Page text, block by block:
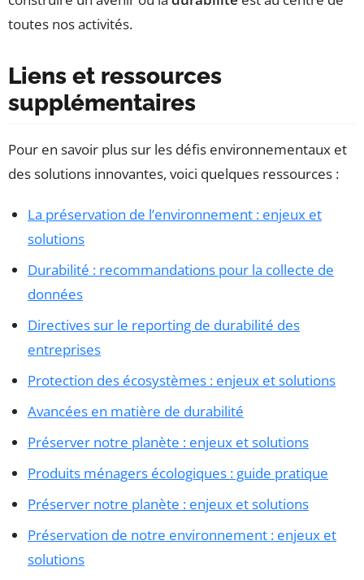
toutes nos activités.
Liens et ressources
supplémentaires
Pour en savoir plus sur les défis environnementaux et
des solutions innovantes, voici quelques ressources :
La préservation de l’environnement : enjeux et
solutions
Durabilité : recommandations pour la collecte de
données
Directives sur le reporting de durabilité des
entreprises
Protection des écosystèmes : enjeux et solutions
Avancées en matière de durabilité
Préserver notre planète : enjeux et solutions
Produits ménagers écologiques : guide pratique
Préserver notre planète : enjeux et solutions
Préservation de notre environnement : enjeux et
solutions